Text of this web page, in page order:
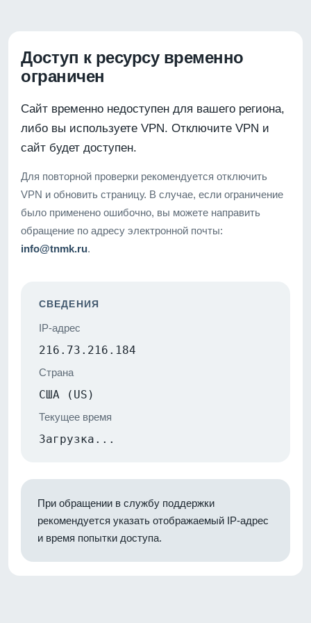
Доступ к ресурсу временно
ограничен
Сайт временно недоступен для вашего региона,
либо вы используете VPN. Отключите VPN и
сайт будет доступен.
Для повторной проверки рекомендуется отключить
VPN и обновить страницу. В случае, если ограничение
было применено ошибочно, вы можете направить
обращение по адресу электронной почты:
info@tnmk.ru.
СВЕДЕНИЯ
IP-адрес
216.73.216.184
Страна
США (US)
Текущее время
Загрузка...
При обращении в службу поддержки
рекомендуется указать отображаемый IP-адрес
и время попытки доступа.